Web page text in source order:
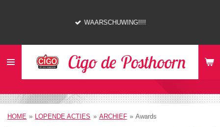
Cigo de Posthoorn
WAARSCHUWING!!!!
HOME » LOPENDE ACTIES » ARCHIEF » Awards